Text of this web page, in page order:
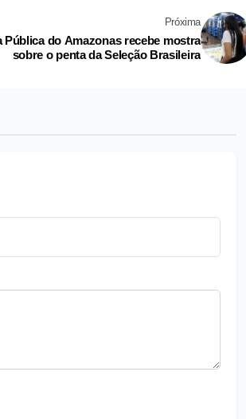
Próxima
Pública do Amazonas recebe mostra
sobre o penta da Seleção Brasileira